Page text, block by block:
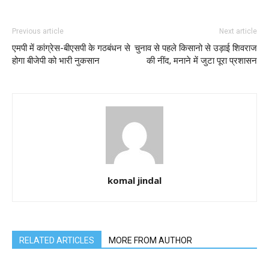
Previous article
एमपी में कांग्रेस-बीएसपी के गठबंधन से
होगा बीजेपी को भारी नुकसान
Next article
चुनाव से पहले किसानो से उड़ाई शिवराज
की नींद, मनाने में जुटा पूरा प्रशासन
komal jindal
RELATED ARTICLES MORE FROM AUTHOR